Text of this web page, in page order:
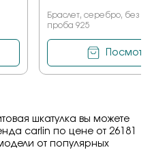
Браслет, серебро, без
проба 925
шкатулка вы можете
carlin по цене от 26181
от популярных